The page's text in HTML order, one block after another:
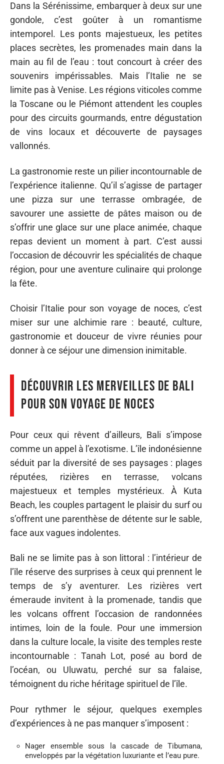
Dans la Sérénissime, embarquer à deux sur une
gondole, c’est goûter à un romantisme
intemporel. Les ponts majestueux, les petites
places secrètes, les promenades main dans la
main au fil de l’eau : tout concourt à créer des
souvenirs impérissables. Mais l’Italie ne se
limite pas à Venise. Les régions viticoles comme
la Toscane ou le Piémont attendent les couples
pour des circuits gourmands, entre dégustation
de vins locaux et découverte de paysages
vallonnés.
La gastronomie reste un pilier incontournable de
l’expérience italienne. Qu’il s’agisse de partager
une pizza sur une terrasse ombragée, de
savourer une assiette de pâtes maison ou de
s’offrir une glace sur une place animée, chaque
repas devient un moment à part. C’est aussi
l’occasion de découvrir les spécialités de chaque
région, pour une aventure culinaire qui prolonge
la fête.
Choisir l’Italie pour son voyage de noces, c’est
miser sur une alchimie rare : beauté, culture,
gastronomie et douceur de vivre réunies pour
donner à ce séjour une dimension inimitable.
Découvrir les merveilles de Bali
pour son voyage de noces
Pour ceux qui rêvent d’ailleurs, Bali s’impose
comme un appel à l’exotisme. L’île indonésienne
séduit par la diversité de ses paysages : plages
réputées, rizières en terrasse, volcans
majestueux et temples mystérieux. À Kuta
Beach, les couples partagent le plaisir du surf ou
s’offrent une parenthèse de détente sur le sable,
face aux vagues indolentes.
Bali ne se limite pas à son littoral : l’intérieur de
l’île réserve des surprises à ceux qui prennent le
temps de s’y aventurer. Les rizières vert
émeraude invitent à la promenade, tandis que
les volcans offrent l’occasion de randonnées
intimes, loin de la foule. Pour une immersion
dans la culture locale, la visite des temples reste
incontournable : Tanah Lot, posé au bord de
l’océan, ou Uluwatu, perché sur sa falaise,
témoignent du riche héritage spirituel de l’île.
Pour rythmer le séjour, quelques exemples
d’expériences à ne pas manquer s’imposent :
Nager ensemble sous la cascade de Tibumana,
enveloppés par la végétation luxuriante et l’eau pure.